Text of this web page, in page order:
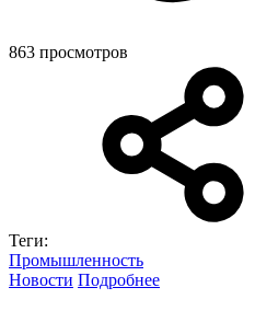
863 просмотров
Теги:
Промышленность
Новости Подробнее